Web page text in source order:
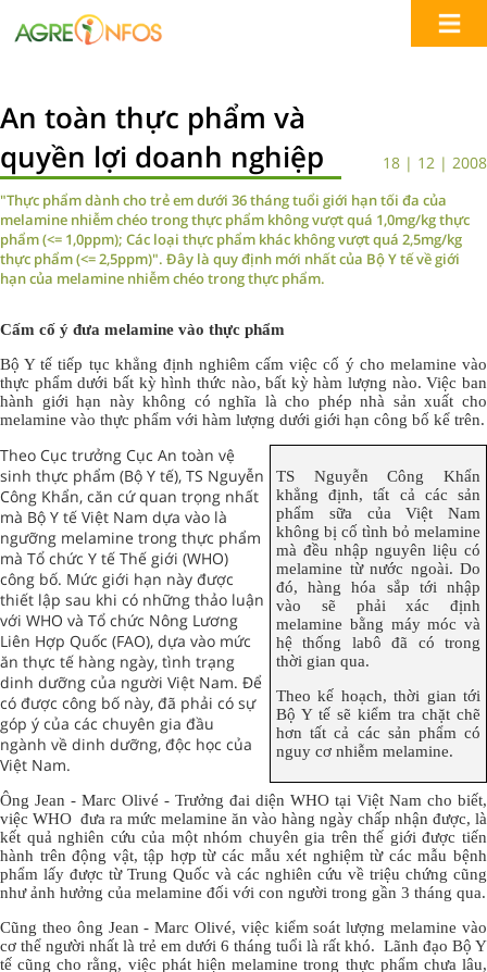
An toàn thực phẩm và
quyền lợi doanh nghiệp
18 | 12 | 2008
"Thực phẩm dành cho trẻ em dưới 36 tháng tuổi giới hạn tối đa của
melamine nhiễm chéo trong thực phẩm không vượt quá 1,0mg/kg thực
phẩm (<= 1,0ppm); Các loại thực phẩm khác không vượt quá 2,5mg/kg
thực phẩm (<= 2,5ppm)". Đây là quy định mới nhất của Bộ Y tế về giới
hạn của melamine nhiễm chéo trong thực phẩm.
Cấm cố ý đưa melamine vào thực phẩm
Bộ Y tế tiếp tục khẳng định nghiêm cấm việc cố ý cho melamine vào
thực phẩm dưới bất kỳ hình thức nào, bất kỳ hàm lượng nào. Việc ban
hành giới hạn này không có nghĩa là cho phép nhà sản xuất cho
melamine vào thực phẩm với hàm lượng dưới giới hạn công bố kể trên.
TS Nguyễn Công Khẩn
khẳng định, tất cả các sản
phẩm sữa của Việt Nam
không bị cố tình bỏ melamine
mà đều nhập nguyên liệu có
melamine từ nước ngoài. Do
đó, hàng hóa sắp tới nhập
vào sẽ phải xác định
melamine bằng máy móc và
hệ thống labô đã có trong
thời gian qua.
Theo kế hoạch, thời gian tới
Bộ Y tế sẽ kiểm tra chặt chẽ
hơn tất cả các sản phẩm có
nguy cơ nhiễm melamine.
Theo Cục trưởng Cục An toàn vệ
sinh thực phẩm (Bộ Y tế), TS Nguyễn
Công Khẩn, căn cứ quan trọng nhất
mà Bộ Y tế Việt Nam dựa vào là
ngưỡng melamine trong thực phẩm
mà Tổ chức Y tế Thế giới (WHO)
công bố. Mức giới hạn này được
thiết lập sau khi có những thảo luận
với WHO và Tổ chức Nông Lương
Liên Hợp Quốc (FAO), dựa vào mức
ăn thực tế hàng ngày, tình trạng
dinh dưỡng của người Việt Nam. Để
có được công bố này, đã phải có sự
góp ý của các chuyên gia đầu
ngành về dinh dưỡng, độc học của
Việt Nam.
Ông Jean - Marc Olivé - Trưởng đai diện WHO tại Việt Nam cho biết,
việc WHO đưa ra mức melamine ăn vào hàng ngày chấp nhận được, là
kết quả nghiên cứu của một nhóm chuyên gia trên thế giới được tiến
hành trên động vật, tập hợp từ các mẫu xét nghiệm từ các mẫu bệnh
phẩm lấy được từ Trung Quốc và các nghiên cứu về triệu chứng cũng
như ảnh hưởng của melamine đối với con người trong gần 3 tháng qua.
Cũng theo ông Jean - Marc Olivé, việc kiểm soát lượng melamine vào
cơ thể người nhất là trẻ em dưới 6 tháng tuổi là rất khó. Lãnh đạo Bộ Y
tế cũng cho rằng, việc phát hiện melamine trong thực phẩm chưa lâu,